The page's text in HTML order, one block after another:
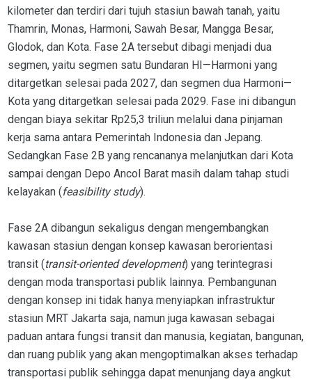
kilometer dan terdiri dari tujuh stasiun bawah tanah, yaitu
Thamrin, Monas, Harmoni, Sawah Besar, Mangga Besar,
Glodok, dan Kota. Fase 2A tersebut dibagi menjadi dua
segmen, yaitu segmen satu Bundaran HI—Harmoni yang
ditargetkan selesai pada 2027, dan segmen dua Harmoni—
Kota yang ditargetkan selesai pada 2029. Fase ini dibangun
dengan biaya sekitar Rp25,3 triliun melalui dana pinjaman
kerja sama antara Pemerintah Indonesia dan Jepang.
Sedangkan Fase 2B yang rencananya melanjutkan dari Kota
sampai dengan Depo Ancol Barat masih dalam tahap studi
kelayakan (feasibility study).
Fase 2A dibangun sekaligus dengan mengembangkan
kawasan stasiun dengan konsep kawasan berorientasi
transit (transit-oriented development) yang terintegrasi
dengan moda transportasi publik lainnya. Pembangunan
dengan konsep ini tidak hanya menyiapkan infrastruktur
stasiun MRT Jakarta saja, namun juga kawasan sebagai
paduan antara fungsi transit dan manusia, kegiatan, bangunan,
dan ruang publik yang akan mengoptimalkan akses terhadap
transportasi publik sehingga dapat menunjang daya angkut